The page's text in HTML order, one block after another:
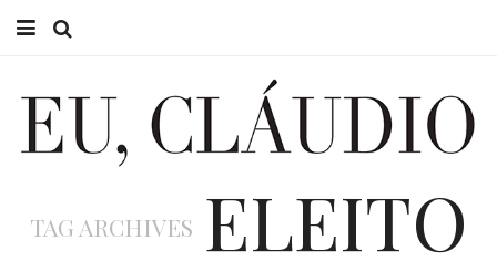
EU CLÁUDIO
EU NA TV
TAG ARCHIVES ELEITO